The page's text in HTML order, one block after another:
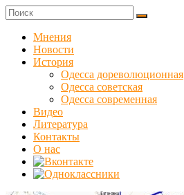
Skip
to
content
Куликовец
Сайт
одесского
сопротивления
Мнения
Новости
История
Одесса дореволюционная
Одесса советская
Одесса современная
Видео
Литература
Контакты
О нас